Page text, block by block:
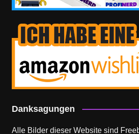
Danksagungen
Alle Bilder dieser Website sind